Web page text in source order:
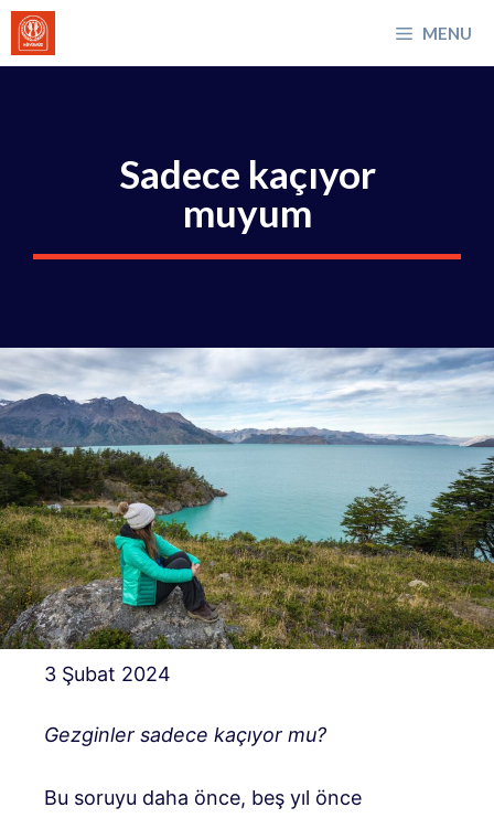
İçeriğe
atla
MENU
Sadece kaçıyor
muyum
3 Şubat 2024
Gezginler sadece kaçıyor mu?
Bu soruyu daha önce, beş yıl önce